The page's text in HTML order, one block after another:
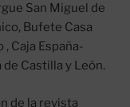
San Miguel de
Bufete Casa
Caja España-
Castilla y León.
de la revista